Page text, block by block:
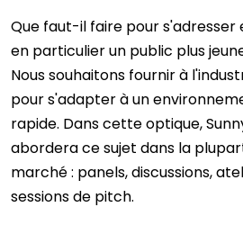
Que faut-il faire pour s'adresser
en particulier un public plus
Nous souhaitons fournir à
pour s'adapter à un
rapide. Dans cette optique,
abordera ce sujet dans la
marché : panels, discussions,
sessions de pitch.